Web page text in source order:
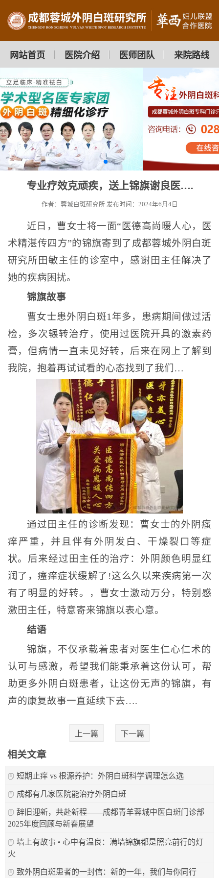
网站首页 医院介绍 医师团队 来院路线
专业疗效克顽疾，送上锦旗谢良医….
作者：蓉城白斑研究所 发布时间：2024年6月4日
近日，曹女士将一面“医德高尚暖人心，医
术精湛传四方”的锦旗寄到了成都蓉城外阴白斑
研究所田敏主任的诊室中，感谢田主任解决了
她的疾病困扰。
锦旗故事
曹女士患外阴白斑1年多，患病期间做过活
检，多次辗转治疗，使用过医院开具的激素药
膏，但病情一直未见好转，后来在网上了解到
我院，抱着再试试看的心态找到了我们…
通过田主任的诊断发现：曹女士的外阴瘙
痒严重，并且伴有外阴发白、干燥裂口等症
状。后来经过田主任的治疗：外阴颜色明显红
润了，瘙痒症状缓解了!这么久以来疾病第一次
有了明显的好转。，曹女士激动万分，特别感
激田主任，特意寄来锦旗以表心意。
结语
锦旗，不仅承载着患者对医生仁心仁术的
认可与感激，希望我们能秉承着这份认可，帮
助更多外阴白斑患者，让这份无声的锦旗，有
声的康复故事一直延续下去….
上一篇 下一篇
相关文章
短期止痒 vs 根源养护：外阴白斑科学调理怎么选
成都有几家医院能治疗外阴白斑
辞旧迎新，共赴新程——成都青羊蓉城中医白斑门诊部
2025年度回顾与新春展望
墙上有故事 • 心中有温良：满墙锦旗都是照亮前行的灯
火
致外阴白斑患者的一封信：新的一年，我们与你同行